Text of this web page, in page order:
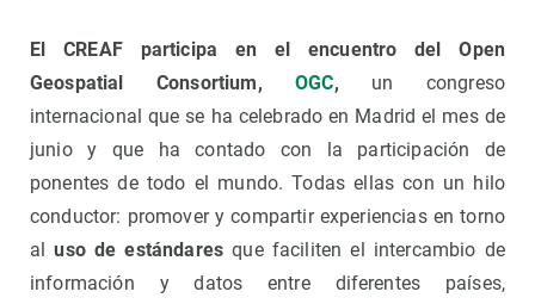
El CREAF participa en el encuentro del Open
Geospatial Consortium,OGC, un congreso
internacional que se ha celebrado en Madrid el mes de
junio y que ha contado con la participación de
ponentes de todo el mundo. Todas ellas con un hilo
conductor: promover y compartir experiencias en torno
aluso de estándares que faciliten el intercambio de
información y datos entre diferentes países,